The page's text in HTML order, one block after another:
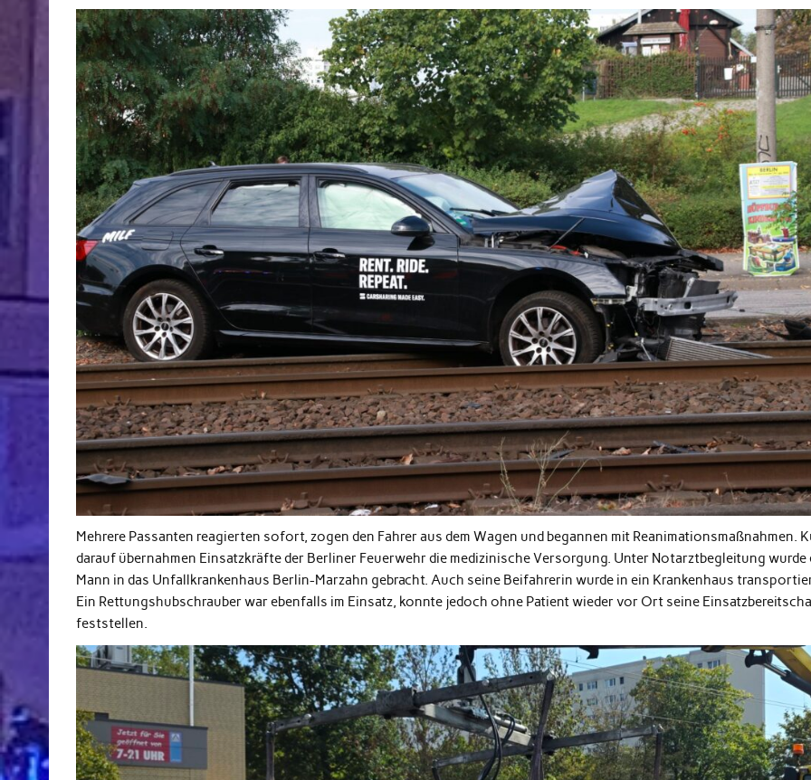
Mehrere Passanten reagierten sofort, zogen den Fahrer aus dem Wagen und begannen mit Reanimationsmaßnahmen.
darauf übernahmen Einsatzkräfte der Berliner Feuerwehr die medizinische Versorgung. Unter Notarztbegleitung wurde
Mann in das Unfallkrankenhaus Berlin-Marzahn gebracht. Auch seine Beifahrerin wurde in ein Krankenhaus
Ein Rettungshubschrauber war ebenfalls im Einsatz, konnte jedoch ohne Patient wieder vor Ort seine
feststellen.